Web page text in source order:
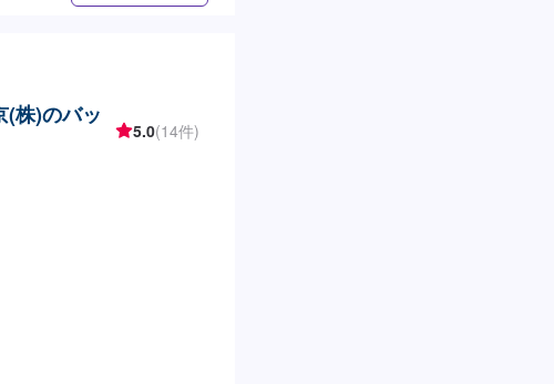
(株)のバッ
5.0(14件)